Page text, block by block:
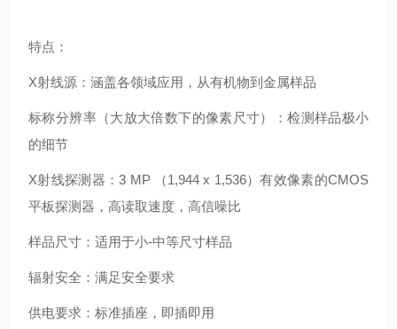
特点：
X射线源：涵盖各领域应用，从有机物到金属样品
标称分辨率（大放大倍数下的像素尺寸）：检测样品极小
的细节
X射线探测器：3 MP （1,944 x 1,536）有效像素的CMOS
平板探测器，高读取速度，高信噪比
样品尺寸：适用于小-中等尺寸样品
辐射安全：满足安全要求
供电要求：标准插座，即插即用